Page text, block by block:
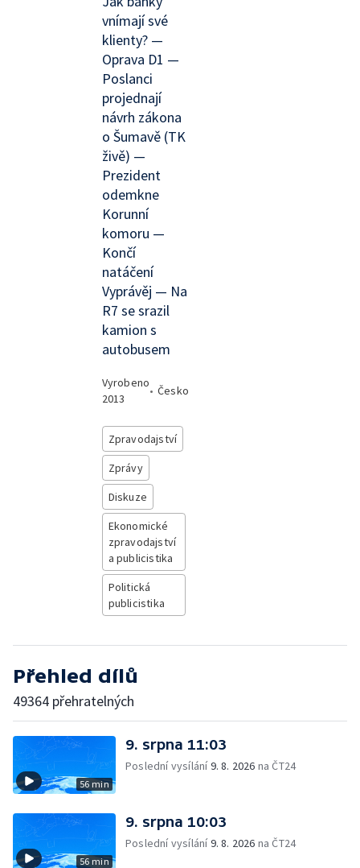
vnímají své
klienty? —
Oprava D1 —
Poslanci
projednají
návrh zákona
o Šumavě (TK
živě) —
Prezident
odemkne
Korunní
komoru —
Končí
natáčení
Vyprávěj — Na
R7 se srazil
kamion s
autobusem
Vyrobeno
2013
• Česko
Zpravodajství
Zprávy
Diskuze
Ekonomické
zpravodajství
a publicistika
Politická
publicistika
Přehled dílů
49364 přehratelných
56 min
9. srpna 11:03
Poslední vysílání9. 8. 2026 na ČT24
56 min
9. srpna 10:03
Poslední vysílání9. 8. 2026 na ČT24